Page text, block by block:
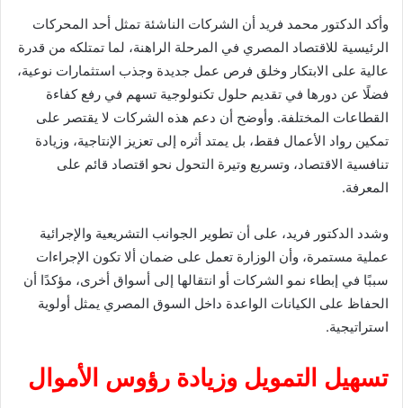
وأكد الدكتور محمد فريد أن الشركات الناشئة تمثل أحد المحركات
الرئيسية للاقتصاد المصري في المرحلة الراهنة، لما تمتلكه من قدرة
عالية على الابتكار وخلق فرص عمل جديدة وجذب استثمارات نوعية،
فضلًا عن دورها في تقديم حلول تكنولوجية تسهم في رفع كفاءة
القطاعات المختلفة. وأوضح أن دعم هذه الشركات لا يقتصر على
تمكين رواد الأعمال فقط، بل يمتد أثره إلى تعزيز الإنتاجية، وزيادة
تنافسية الاقتصاد، وتسريع وتيرة التحول نحو اقتصاد قائم على
المعرفة.
وشدد الدكتور فريد، على أن تطوير الجوانب التشريعية والإجرائية
عملية مستمرة، وأن الوزارة تعمل على ضمان ألا تكون الإجراءات
سببًا في إبطاء نمو الشركات أو انتقالها إلى أسواق أخرى، مؤكدًا أن
الحفاظ على الكيانات الواعدة داخل السوق المصري يمثل أولوية
استراتيجية.
تسهيل التمويل وزيادة رؤوس الأموال